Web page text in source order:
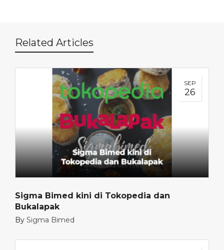
Related Articles
SEP
26
Sigma Bimed kini di Tokopedia dan
Bukalapak
By Sigma Bimed